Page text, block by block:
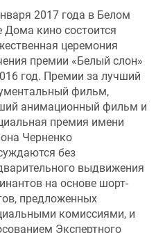
2017 года в Белом
Дома кино состоится
церемония
премии «Белый слон»
год. Премии за лучший
фильм,
анимационный фильм и
премия имени
Черненко
без
выдвижения
на основе шорт-
предложенных
комиссиями, и
Экспертного